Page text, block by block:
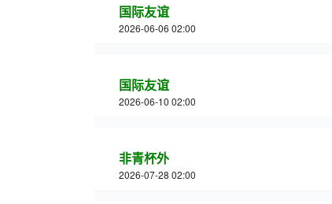
国际友谊
2026-06-06 02:00
国际友谊
2026-06-10 02:00
非青杯外
2026-07-28 02:00